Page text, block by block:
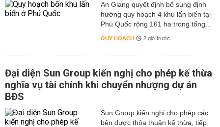
An Giang quyết định bổ sung định
hướng quy hoạch 4 khu lấn biển tại
Phú Quốc rộng 161 ha trong tổng...
QUY HOẠCH 2 giờ trước
Đại diện Sun Group kiến nghị cho phép kế thừa
nghĩa vụ tài chính khi chuyển nhượng dự án
BĐS
Sun Group kiến nghị cho phép các
bên được thỏa thuận kế thừa, tiếp